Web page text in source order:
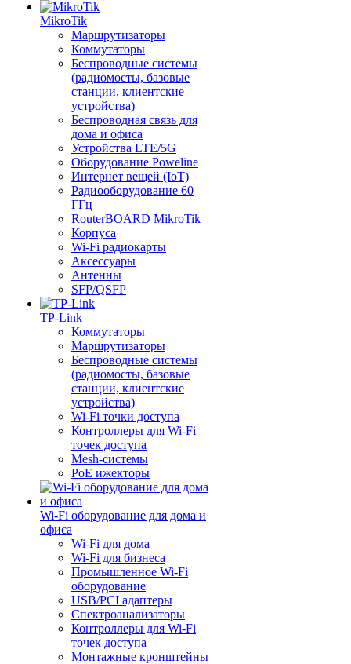
MikroTik
Маршрутизаторы
Коммутаторы
Беспроводные системы
(радиомосты, базовые
станции, клиентские
устройства)
Беспроводная связь для
дома и офиса
Устройства LTE/5G
Оборудование Poweline
Интернет вещей (IoT)
Радиооборудование 60
ГГц
RouterBOARD MikroTik
Корпуса
Wi-Fi радиокарты
Аксессуары
Антенны
SFP/QSFP
TP-Link
Коммутаторы
Маршрутизаторы
Беспроводные системы
(радиомосты, базовые
станции, клиентские
устройства)
Wi-Fi точки доступа
Контроллеры для Wi-Fi
точек доступа
Mesh-системы
PoE ижекторы
Wi-Fi оборудование для дома и
офиса
Wi-Fi для дома
Wi-Fi для бизнеса
Промышленное Wi-Fi
оборудование
USB/PCI адаптеры
Cпектроанализаторы
Контроллеры для Wi-Fi
точек доступа
Монтажные кронштейны